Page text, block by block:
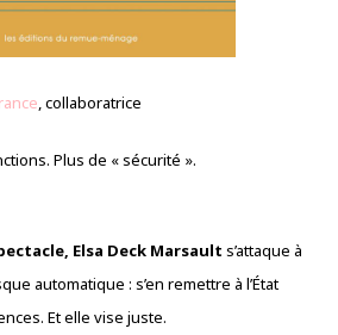
, collaboratrice
Plus de « sécurité ».
Elsa Deck Marsault s’attaque à
automatique : s’en remettre à l’État
Et elle vise juste.